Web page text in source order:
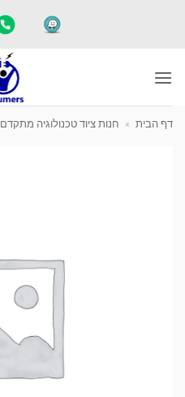
דף הבית » חנות ציוד טכנולוגיה מתקדם